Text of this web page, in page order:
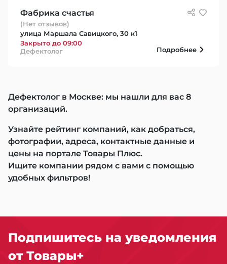
Фабрика счастья
(Нет отзывов)
улица Маршала Савицкого, 30 к1
Закрыто до 09:00
Дефектолог
Подробнее
Дефектолог в Москве: мы нашли для вас 8
организаций.
Узнайте рейтинг компаний, как добраться,
фотографии, адреса, контактные данные и
цены на портале Товары Плюс.
Ищите компании рядом с вами с помощью
удобных фильтров!
Подпишитесь на уведомления
от Товары+